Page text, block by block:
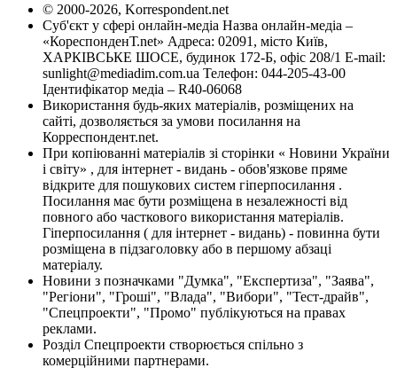
© 2000-2026, Korrespondent.net
Суб'єкт у сфері онлайн-медіа Назва онлайн-медіа –
«КореспонденТ.net» Адреса: 02091, місто Київ,
ХАРКІВСЬКЕ ШОСЕ, будинок 172-Б, офіс 208/1 E-mail:
sunlight@mediadim.com.ua Телефон: 044-205-43-00
Ідентифікатор медіа – R40-06068
Використання будь-яких матеріалів, розміщених на
сайті, дозволяється за умови посилання на
Корреспондент.net.
При копіюванні матеріалів зі сторінки « Новини України
і світу» , для інтернет - видань - обов'язкове пряме
відкрите для пошукових систем гіперпосилання .
Посилання має бути розміщена в незалежності від
повного або часткового використання матеріалів.
Гіперпосилання ( для інтернет - видань) - повинна бути
розміщена в підзаголовку або в першому абзаці
матеріалу.
Новини з позначками "Думка", "Експертиза", "Заява",
"Регіони", "Гроші", "Влада", "Вибори", "Тест-драйв",
"Спецпроекти", "Промо" публікуються на правах
реклами.
Розділ Спецпроекти створюється спільно з
комерційними партнерами.